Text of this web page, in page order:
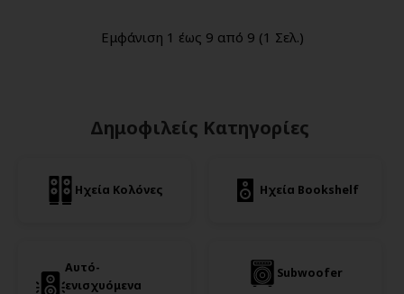
Εμφάνιση 1 έως 9 από 9 (1 Σελ.)
Δημοφιλείς Κατηγορίες
Ηχεία Κολόνες Ηχεία Bookshelf
Αυτό-
ενισχυόμενα
Subwoofer